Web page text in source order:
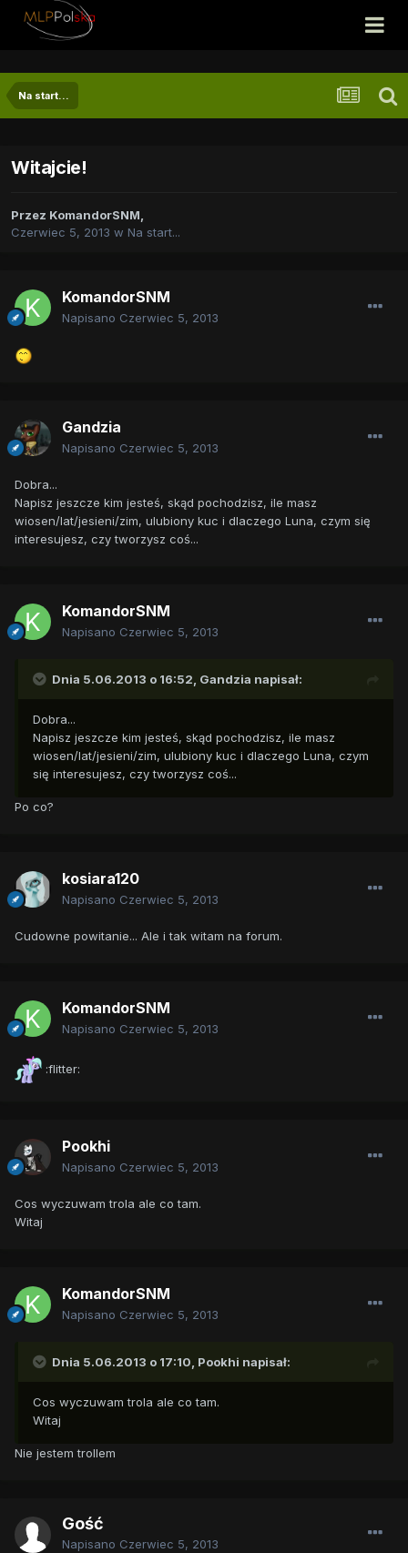
Na start...
Witajcie!
Przez KomandorSNM,
Czerwiec 5, 2013 w Na start...
KomandorSNM
Napisano Czerwiec 5, 2013
Gandzia
Napisano Czerwiec 5, 2013
Dobra...
Napisz jeszcze kim jesteś, skąd pochodzisz, ile masz
wiosen/lat/jesieni/zim, ulubiony kuc i dlaczego Luna, czym się
interesujesz, czy tworzysz coś...
KomandorSNM
Napisano Czerwiec 5, 2013
Dnia 5.06.2013 o 16:52, Gandzia napisał:
Dobra...
Napisz jeszcze kim jesteś, skąd pochodzisz, ile masz
wiosen/lat/jesieni/zim, ulubiony kuc i dlaczego Luna, czym
się interesujesz, czy tworzysz coś...
Po co?
kosiara120
Napisano Czerwiec 5, 2013
Cudowne powitanie... Ale i tak witam na forum.
KomandorSNM
Napisano Czerwiec 5, 2013
:flitter:
Pookhi
Napisano Czerwiec 5, 2013
Cos wyczuwam trola ale co tam.
Witaj
KomandorSNM
Napisano Czerwiec 5, 2013
Dnia 5.06.2013 o 17:10, Pookhi napisał:
Cos wyczuwam trola ale co tam.
Witaj
Nie jestem trollem
Gość
Napisano Czerwiec 5, 2013